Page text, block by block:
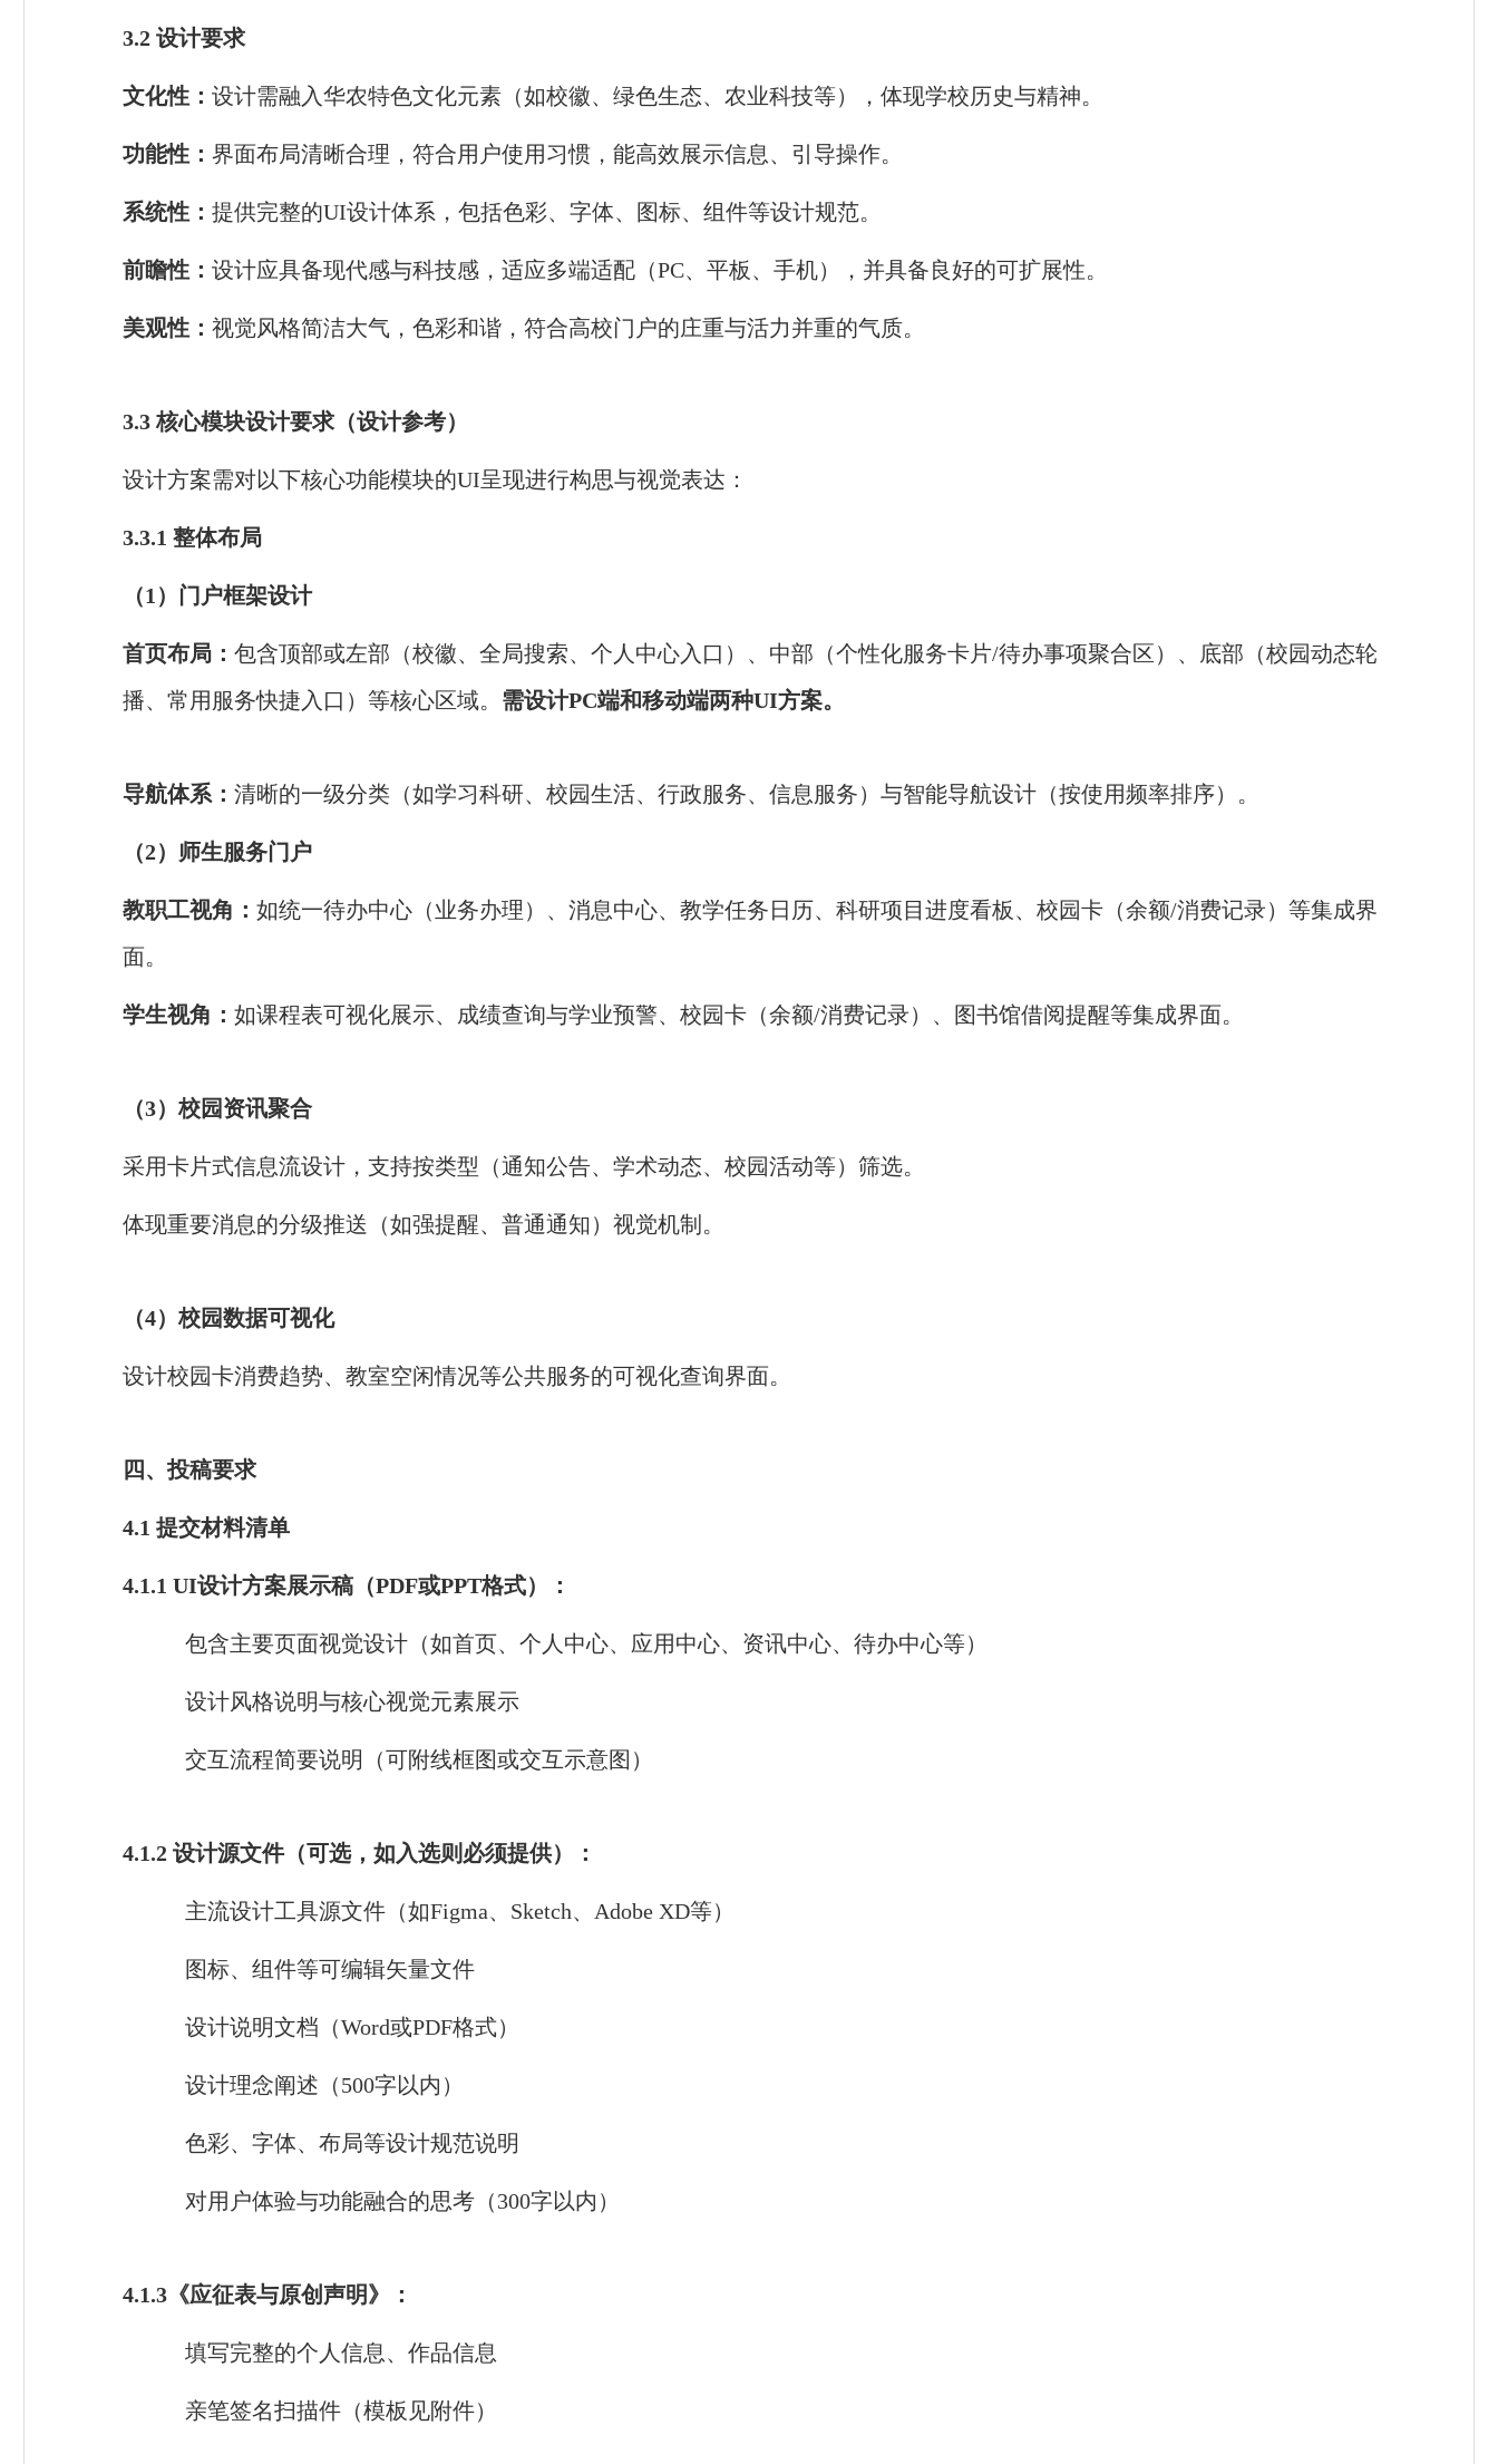
3.2 设计要求
文化性： 设计需融入华农特色文化元素（如校徽、绿色生态、农业科技等），体现学校历史与精神。
功能性： 界面布局清晰合理，符合用户使用习惯，能高效展示信息、引导操作。
系统性： 提供完整的UI设计体系，包括色彩、字体、图标、组件等设计规范。
前瞻性： 设计应具备现代感与科技感，适应多端适配（PC、平板、手机），并具备良好的可扩展性。
美观性： 视觉风格简洁大气，色彩和谐，符合高校门户的庄重与活力并重的气质。
3.3核心模块设计要求（设计参考）
设计方案需对以下核心功能模块的UI呈现进行构思与视觉表达：
3.3.1 整体布局
（1）门户框架设计
首页布局： 包含顶部或左部（校徽、全局搜索、个人中心入口）、中部（个性化服务卡片/待办事项聚合区）、底部（校园动态轮
播、常用服务快捷入口）等核心区域。 需设计PC端和移动端两种UI方案。
导航体系： 清晰的一级分类（如学习科研、校园生活、行政服务、信息服务）与智能导航设计（按使用频率排序）。
（2）师生服务门户
教职工视角： 如统一待办中心（业务办理）、消息中心、教学任务日历、科研项目进度看板、校园卡（余额/消费记录）等集成界
面。
学生视角： 如课程表可视化展示、成绩查询与学业预警、校园卡（余额/消费记录）、图书馆借阅提醒等集成界面。
（3）校园资讯聚合
采用卡片式信息流设计，支持按类型（通知公告、学术动态、校园活动等）筛选。
体现重要消息的分级推送（如强提醒、普通通知）视觉机制。
（4）校园数据可视化
设计校园卡消费趋势、教室空闲情况等公共服务的可视化查询界面。
四、投稿要求
4.1 提交材料清单
4.1.1 UI设计方案展示稿（PDF或PPT格式）：
包含主要页面视觉设计（如首页、个人中心、应用中心、资讯中心、待办中心等）
设计风格说明与核心视觉元素展示
交互流程简要说明（可附线框图或交互示意图）
4.1.2 设计源文件（可选，如入选则必须提供）：
主流设计工具源文件（如Figma、Sketch、Adobe XD等）
图标、组件等可编辑矢量文件
设计说明文档（Word或PDF格式）
设计理念阐述（500字以内）
色彩、字体、布局等设计规范说明
对用户体验与功能融合的思考（300字以内）
4.1.3《应征表与原创声明》：
填写完整的个人信息、作品信息
亲笔签名扫描件（模板见附件）